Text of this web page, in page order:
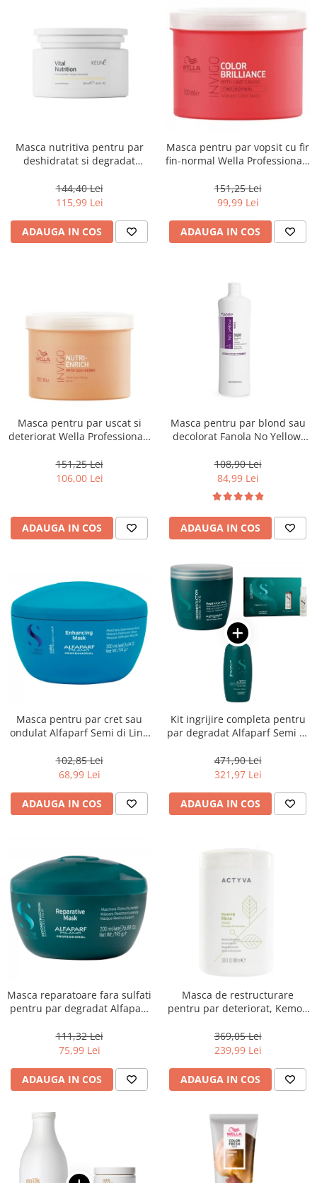
Masca nutritiva pentru par
deshidratat si degradat
Mask, 250 ml
144,40 Lei
115,99 Lei
ADAUGA IN COS
Masca pentru par vopsit cu fir
fin-normal Wella Professionals
151,25 Lei
99,99 Lei
ADAUGA IN COS
Masca pentru par uscat si
deteriorat Wella Professionals
151,25 Lei
106,00 Lei
ADAUGA IN COS
Masca pentru par blond sau
decolorat Fanola No Yellow,
108,90 Lei
84,99 Lei
ADAUGA IN COS
Masca pentru par cret sau
ondulat Alfaparf Semi di Lino
102,85 Lei
68,99 Lei
ADAUGA IN COS
Kit ingrijire completa pentru
par degradat Alfaparf Semi di
Reparative, Salon Size
471,90 Lei
321,97 Lei
ADAUGA IN COS
Masca reparatoare fara sulfati
pentru par degradat Alfaparf
Reconstruction, 200 ml
111,32 Lei
75,99 Lei
ADAUGA IN COS
Masca de restructurare
pentru par deteriorat, Kemon
369,05 Lei
239,99 Lei
ADAUGA IN COS